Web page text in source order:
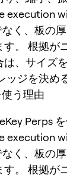
く、板の
。 根拠が
、サイズ
ジを決め
う理由
Perps
く、板の
。 根拠が